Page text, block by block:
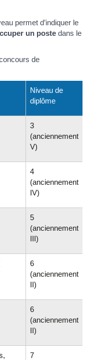
permet d’indiquer le
un poste dans le
de
Niveau de
diplôme
3
(anciennement
V)
4
(anciennement
IV)
5
(anciennement
III)
6
(anciennement
II)
6
(anciennement
II)
7